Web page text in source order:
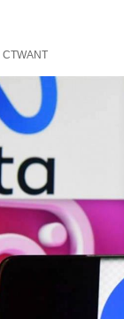
CTWANT